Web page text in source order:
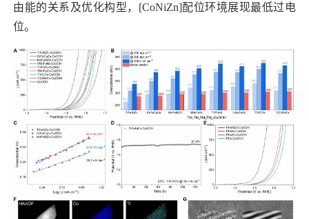
由能的关系及优化构型， [CoNiZn]配位环境展现最低过电
位。